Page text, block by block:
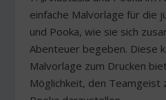
einfache Malvorlage für die
und Pooka, wie sie sich
Abenteuer begeben. Diese
Malvorlage zum Drucken
Möglichkeit, den Teamgeist